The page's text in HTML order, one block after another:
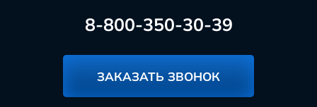
8-800-350-30-39
ЗАКАЗАТЬ ЗВОНОК